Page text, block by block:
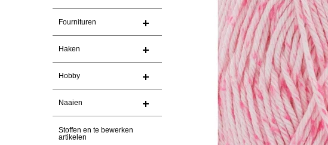
Fournituren
Haken
Hobby
Naaien
Stoffen en te bewerken
artikelen